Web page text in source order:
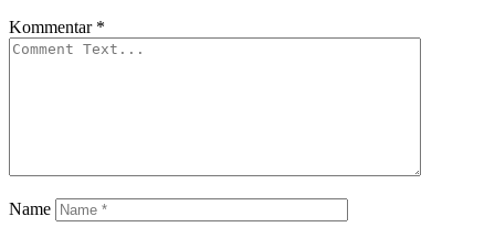
Kommentar *
Name